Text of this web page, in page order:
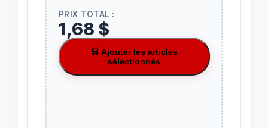
PRIX TOTAL :
1,68 $
🛒 Ajouter les articles
sélectionnés